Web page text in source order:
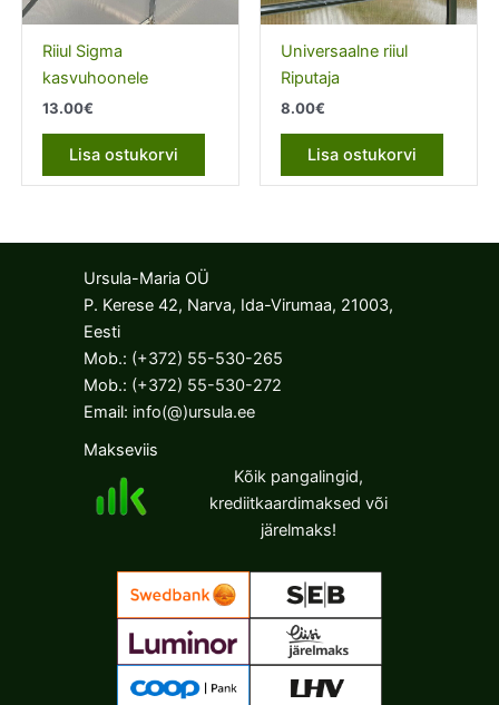
Riiul Sigma
kasvuhoonele
13.00€
Lisa ostukorvi
Universaalne riiul
Riputaja
8.00€
Lisa ostukorvi
Ursula-Maria OÜ
P. Kerese 42, Narva, Ida-Virumaa, 21003,
Eesti
Mob.: (+372) 55-530-265
Mob.: (+372) 55-530-272
Email: info(@)ursula.ee
Makseviis
Kõik pangalingid,
krediitkaardimaksed või
järelmaks!